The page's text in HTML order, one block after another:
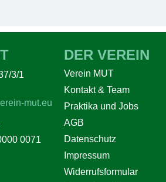
3/1
mut.eu
0071
DER VEREIN
Verein MUT
Kontakt & Team
Praktika und Jobs
AGB
Datenschutz
Impressum
Widerrufsformular